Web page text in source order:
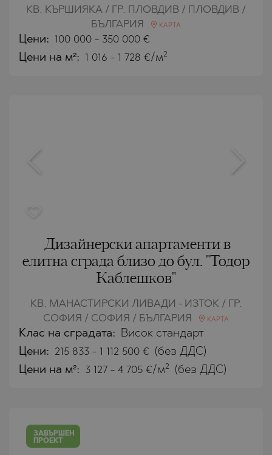
КВ. КЪРШИЯКА / ГР. ПЛОВДИВ / ПЛОВДИВ /
БЪЛГАРИЯ
КАРТА
Цени: 100 000 - 350 000 €
Цени на м²: 1 016 - 1 728 €/м2
Дизайнерски апартаменти в
елитна сграда близо до бул. "Тодор
Каблешков"
КВ. МАНАСТИРСКИ ЛИВАДИ - ИЗТОК / ГР.
СОФИЯ / СОФИЯ / БЪЛГАРИЯ
КАРТА
Клас на сградата: Висок стандарт
Цени: 215 833 - 1 112 500 € (без ДДС)
Цени на м²: 3 127 - 4 705 €/м2 (без ДДС)
ЗАВЪРШЕН
ПРОЕКТ